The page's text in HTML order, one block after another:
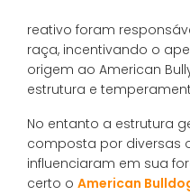
reativo foram
raça, incentivando o
origem ao American
estrutura e
No entanto a estrutura
composta por diversas
influenciaram em sua
certo o American